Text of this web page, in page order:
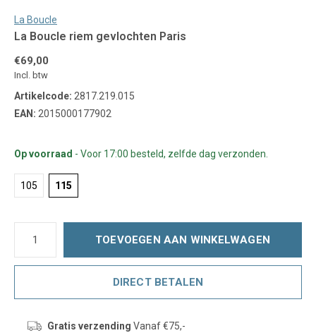
La Boucle
La Boucle riem gevlochten Paris
€69,00
Incl. btw
Artikelcode: 2817.219.015
EAN: 2015000177902
Op voorraad - Voor 17:00 besteld, zelfde dag verzonden.
105 115
TOEVOEGEN AAN WINKELWAGEN
DIRECT BETALEN
Gratis verzending Vanaf €75,-